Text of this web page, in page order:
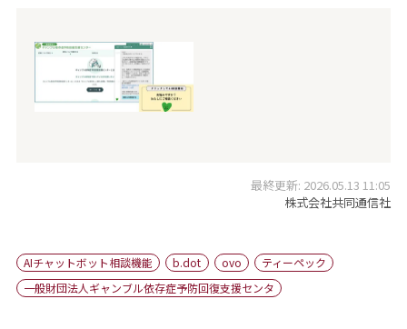
最終更新: 2026.05.13 11:05
株式会社共同通信社
AIチャットボット相談機能 b.dot ovo
ティーペック
一般財団法人ギャンブル依存症予防回復支援センタ